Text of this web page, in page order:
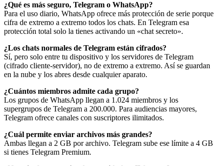
¿Qué es más seguro, Telegram o WhatsApp?
Para el uso diario, WhatsApp ofrece más protección de serie porque
cifra de extremo a extremo todos los chats. En Telegram esa
protección total solo la tienes activando un «chat secreto».
¿Los chats normales de Telegram están cifrados?
Sí, pero solo entre tu dispositivo y los servidores de Telegram
(cifrado cliente-servidor), no de extremo a extremo. Así se guardan
en la nube y los abres desde cualquier aparato.
¿Cuántos miembros admite cada grupo?
Los grupos de WhatsApp llegan a 1.024 miembros y los
supergrupos de Telegram a 200.000. Para audiencias mayores,
Telegram ofrece canales con suscriptores ilimitados.
¿Cuál permite enviar archivos más grandes?
Ambas llegan a 2 GB por archivo. Telegram sube ese límite a 4 GB
si tienes Telegram Premium.